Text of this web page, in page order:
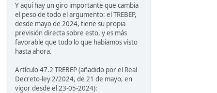
Y aquí hay un giro importante que cambia
el peso de todo el argumento: el TREBEP,
desde mayo de 2024, tiene su propia
previsión directa sobre esto, y es más
favorable que todo lo que habíamos visto
hasta ahora.
Artículo 47.2 TREBEP (añadido por el Real
Decreto-ley 2/2024, de 21 de mayo, en
vigor desde el 23-05-2024):